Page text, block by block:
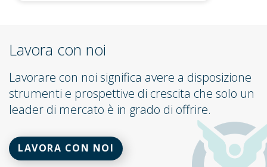
Lavora con noi
Lavorare con noi significa avere a disposizione
strumenti e prospettive di crescita che solo un
leader di mercato è in grado di offrire.
LAVORA CON NOI